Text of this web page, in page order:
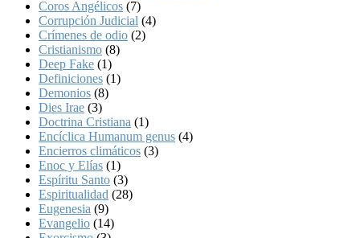
Coros Angélicos (7)
Corrupción Judicial (4)
Crímenes de odio (2)
Cristianismo (8)
Deep Fake (1)
Definiciones (1)
Demonios (8)
Dies Irae (3)
Doctrina Cristiana (1)
Encíclica Humanum genus (4)
Encierros climáticos (3)
Enoc y Elías (1)
Espíritu Santo (3)
Espiritualidad (28)
Eugenesia (9)
Evangelio (14)